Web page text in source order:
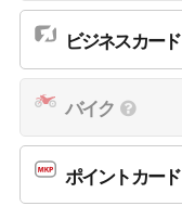
ビジネスカード
バイク
ポイントカード